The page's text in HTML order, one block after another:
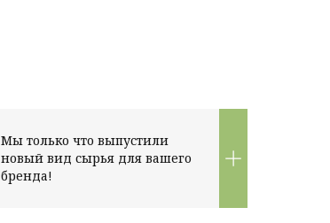
Мы только что выпустили
новый вид сырья для вашего
бренда!